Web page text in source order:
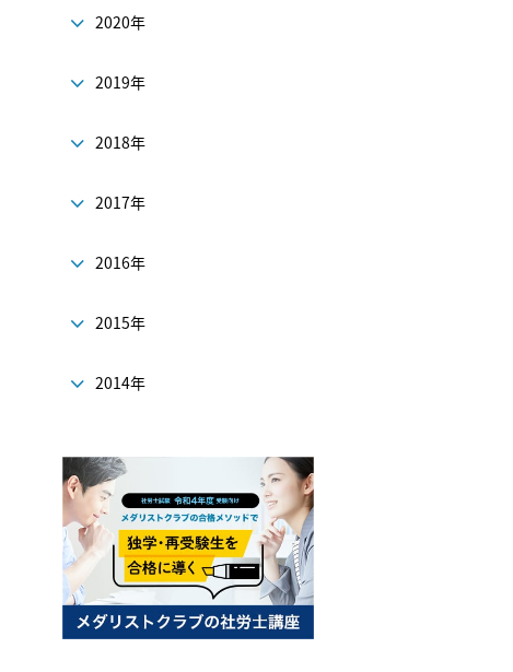
2020年
2019年
2018年
2017年
2016年
2015年
2014年